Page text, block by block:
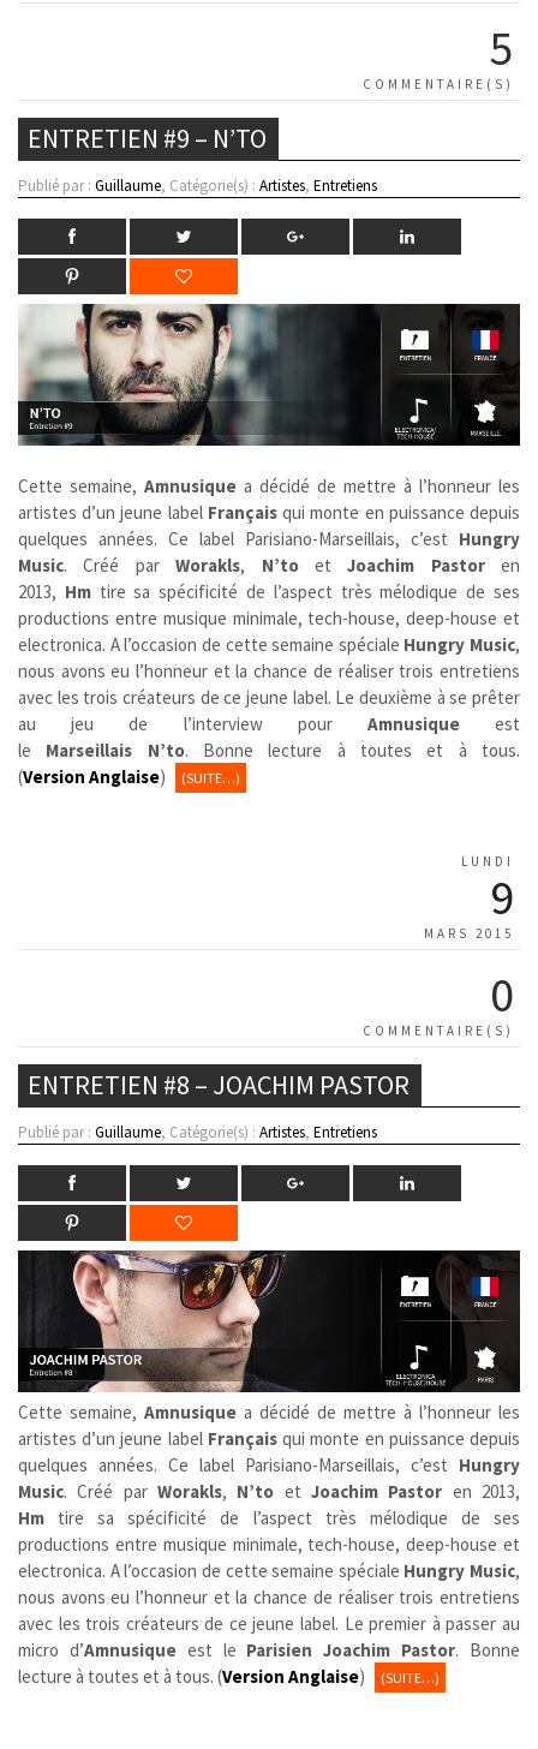
5
COMMENTAIRE(S)
ENTRETIEN #9 – N’TO
Publié par : Guillaume, Catégorie(s) : Artistes, Entretiens
Cette semaine, Amnusique a décidé de mettre à l’honneur les
artistes d’un jeune label Françaisqui monte en puissance depuis
quelques années. Ce label Parisiano-Marseillais, c’est Hungry
Music. Créé parWorakls, N’toetJoachim Pastor en
2013, Hmtire sa spécificité de l’aspect très mélodique de ses
productions entre musique minimale, tech-house, deep-house et
electronica. A l’occasion de cette semaine spéciale Hungry Music,
nous avons eu l’honneur et la chance de réaliser trois entretiens
avec les trois créateurs de ce jeune label. Le deuxième à se prêter
au jeu de l’interview pour Amnusiqueest
le Marseillais N’to. Bonne lecture à toutes et à tous.
(Version Anglaise) (SUITE…)
LUNDI
9
MARS 2015
0
COMMENTAIRE(S)
ENTRETIEN #8 – JOACHIM PASTOR
Publié par : Guillaume, Catégorie(s) : Artistes, Entretiens
Cette semaine, Amnusique a décidé de mettre à l’honneur les
artistes d’un jeune label Françaisqui monte en puissance depuis
quelques années. Ce label Parisiano-Marseillais, c’est Hungry
Music. Créé par Worakls, N’to etJoachim Pastor en 2013,
Hm tire sa spécificité de l’aspect très mélodique de ses
productions entre musique minimale, tech-house, deep-house et
electronica. A l’occasion de cette semaine spéciale Hungry Music,
nous avons eu l’honneur et la chance de réaliser trois entretiens
avec les trois créateurs de ce jeune label. Le premier à passer au
micro d’Amnusiqueest le Parisien Joachim Pastor. Bonne
lecture à toutes et à tous. (Version Anglaise) (SUITE…)